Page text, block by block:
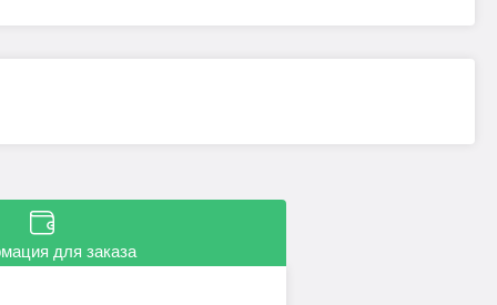
для заказа